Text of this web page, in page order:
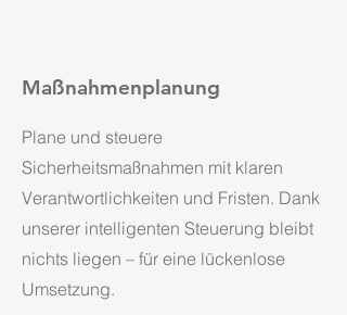
Maßnahmenplanung
Plane und steuere
Sicherheitsmaßnahmen mit klaren
Verantwortlichkeiten und Fristen. Dank
unserer intelligenten Steuerung bleibt
nichts liegen – für eine lückenlose
Umsetzung.